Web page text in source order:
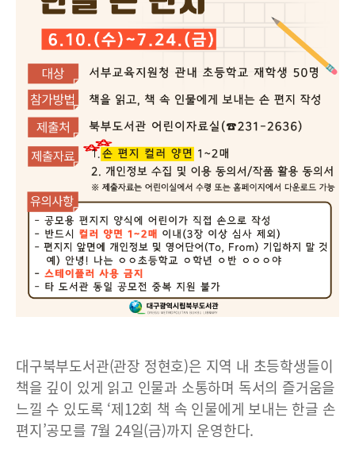
대구북부도서관(관장 정현호)은 지역 내 초등학생들이
책을 깊이 있게 읽고 인물과 소통하며 독서의 즐거움을
느낄 수 있도록 ‘제12회 책 속 인물에게 보내는 한글 손
편지’공모를 7월 24일(금)까지 운영한다.